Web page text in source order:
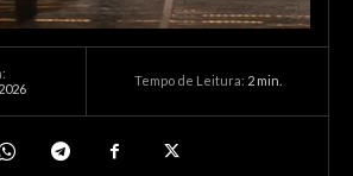
Tempo de Leitura: 2min.